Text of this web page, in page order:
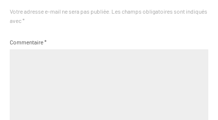
Votre adresse e-mail ne sera pas publiée. Les champs obligatoires sont indiqués
avec *
Commentaire*